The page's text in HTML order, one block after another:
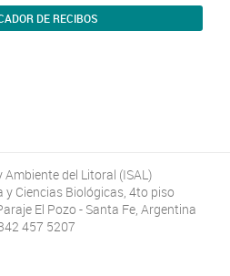
DE RECIBOS
del Litoral (ISAL)
Ciencias Biológicas, 4to piso
El Pozo - Santa Fe, Argentina
457 5207